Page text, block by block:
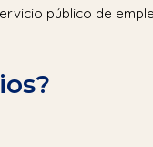
público de